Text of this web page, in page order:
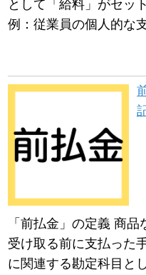
として「給料」がセッ
例：従業員の個人的
「前払金」の定義 商
受け取る前に支払った
に関連する勘定科目と